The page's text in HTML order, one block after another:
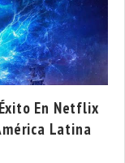
En Netflix
Latina